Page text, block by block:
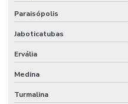
Paraisópolis
Jaboticatubas
Ervália
Medina
Turmalina